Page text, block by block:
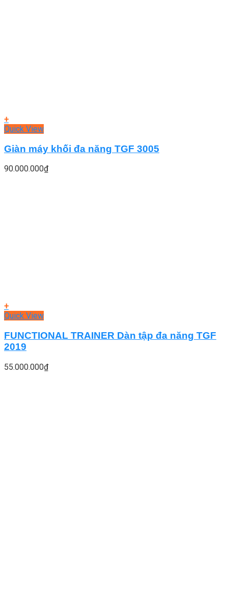
+
Quick View
Giàn máy khối đa năng TGF 3005
90.000.000₫
+
Quick View
FUNCTIONAL TRAINER Dàn tập đa năng TGF
2019
55.000.000₫